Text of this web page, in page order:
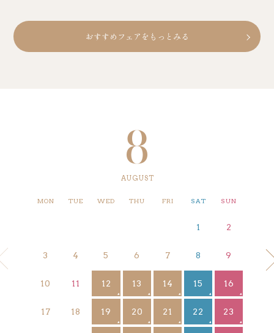
おすすめフェアをもっとみる
8
AUGUST
MON TUE WED THU FRI SAT SUN
1 2
3 4 5 6 7 8 9
10 11 12 13 14 15 16
17 18 19 20 21 22 23